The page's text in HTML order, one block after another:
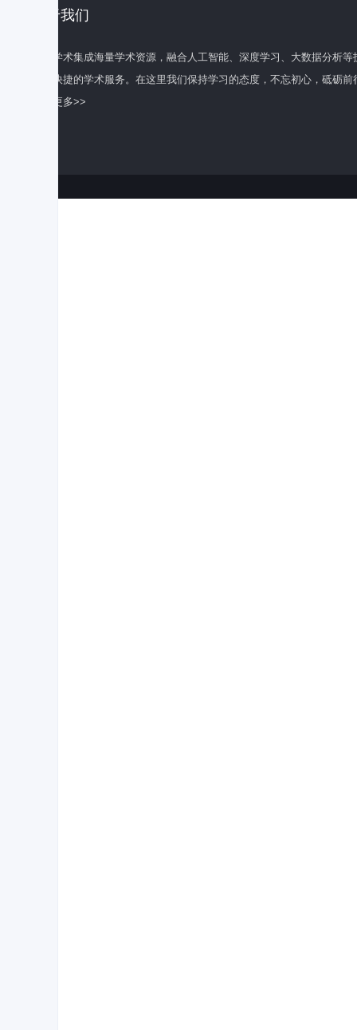
关于我们
百度学术集成海量学术资源，融合人工智能、深度学习、大数据分析
全面快捷的学术服务。在这里我们保持学习的态度，不忘初心，砥砺前
了解更多>>